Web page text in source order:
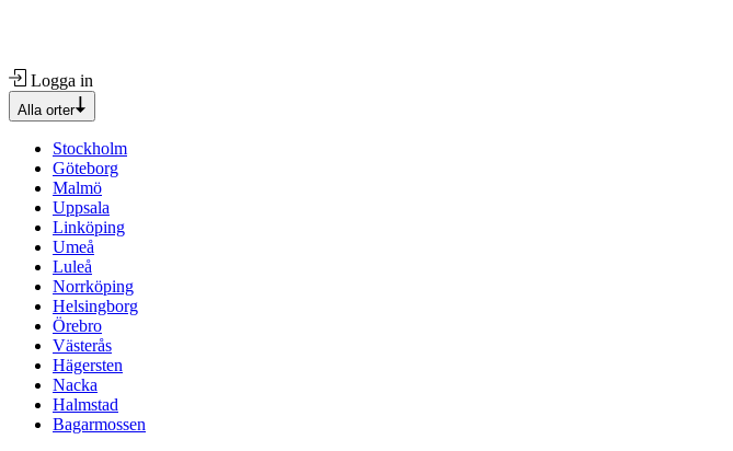
Logga in
Alla orter
Stockholm
Göteborg
Malmö
Uppsala
Linköping
Umeå
Luleå
Norrköping
Helsingborg
Örebro
Västerås
Hägersten
Nacka
Halmstad
Bagarmossen